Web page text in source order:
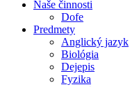
Naše činnosti
Dofe
Predmety
Anglický jazyk
Biológia
Dejepis
Fyzika